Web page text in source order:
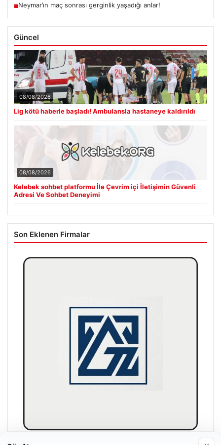
■Neymar’ın maç sonrası gerginlik yaşadığı anlar!
Güncel
08/08/2026
Lig kötü haberle başladı! Ambulansla hastaneye kaldırıldı
08/08/2026
Kelebek sohbet platformu İle Çevrim içi İletişimin Güvenli
Adresi Ve Sohbet Deneyimi
Son Eklenen Firmalar